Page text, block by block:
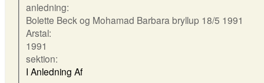
anledning:
Bolette Beck og Mohamad Barbara bryllup 18/5 1991
Arstal:
1991
sektion:
I Anledning Af